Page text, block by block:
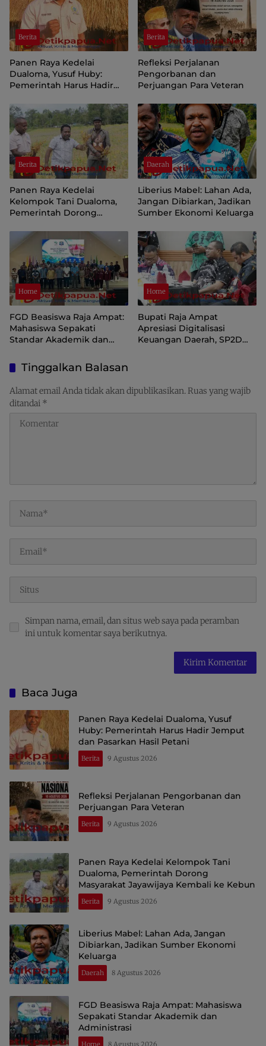
Berita
Panen Raya Kedelai
Dualoma, Yusuf Huby:
Pemerintah Harus Hadir
Petani
Berita
Refleksi Perjalanan
Pengorbanan dan
Perjuangan Para Veteran
Berita
Panen Raya Kedelai
Kelompok Tani Dualoma,
Pemerintah Dorong
Kembali ke Kebun
Daerah
Liberius Mabel: Lahan Ada,
Jangan Dibiarkan, Jadikan
Sumber Ekonomi Keluarga
Home
FGD Beasiswa Raja Ampat:
Mahasiswa Sepakati
Standar Akademik dan
Home
Bupati Raja Ampat
Apresiasi Digitalisasi
Keuangan Daerah, SP2D
Tinggalkan Balasan
Alamat email Anda tidak akan dipublikasikan.Ruas yang wajib
ditandai *
Simpan nama, email, dan situs web saya pada peramban
ini untuk komentar saya berikutnya.
Baca Juga
Panen Raya Kedelai Dualoma, Yusuf
Huby: Pemerintah Harus Hadir Jemput
dan Pasarkan Hasil Petani
Berita 9 Agustus 2026
Refleksi Perjalanan Pengorbanan dan
Perjuangan Para Veteran
Berita 9 Agustus 2026
Panen Raya Kedelai Kelompok Tani
Dualoma, Pemerintah Dorong
Masyarakat Jayawijaya Kembali ke Kebun
Berita 9 Agustus 2026
Liberius Mabel: Lahan Ada, Jangan
Dibiarkan, Jadikan Sumber Ekonomi
Keluarga
Daerah 8 Agustus 2026
FGD Beasiswa Raja Ampat: Mahasiswa
Sepakati Standar Akademik dan
Administrasi
Home 8 Agustus 2026